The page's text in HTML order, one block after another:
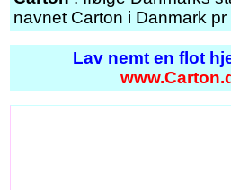
navnet Carton i Danmark
Lav nemt en flot